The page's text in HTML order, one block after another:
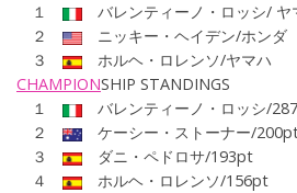
１
バレンティーノ・ロッシ/ ヤ
２
ニッキー・ヘイデン/ホンダ
３
ホルヘ・ロレンソ/ヤマハ
CHAMPIONSHIP STANDINGS
１
バレンティーノ・ロッシ/
２
ケーシー・ストーナー/
３
ダニ・ペドロサ/193pt
４
ホルヘ・ロレンソ/156pt